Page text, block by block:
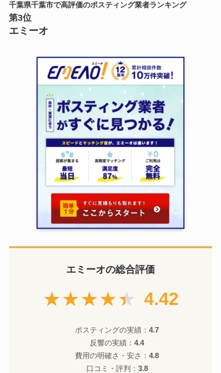
千葉県千葉市で高評価のポスティング業者ランキング
第3位
エミーオ
エミーオの総合評価
★★★★★ 4.42
ポスティングの実績：4.7
反響の実績：4.4
費用の明確さ・安さ：4.8
口コミ・評判： 3.8